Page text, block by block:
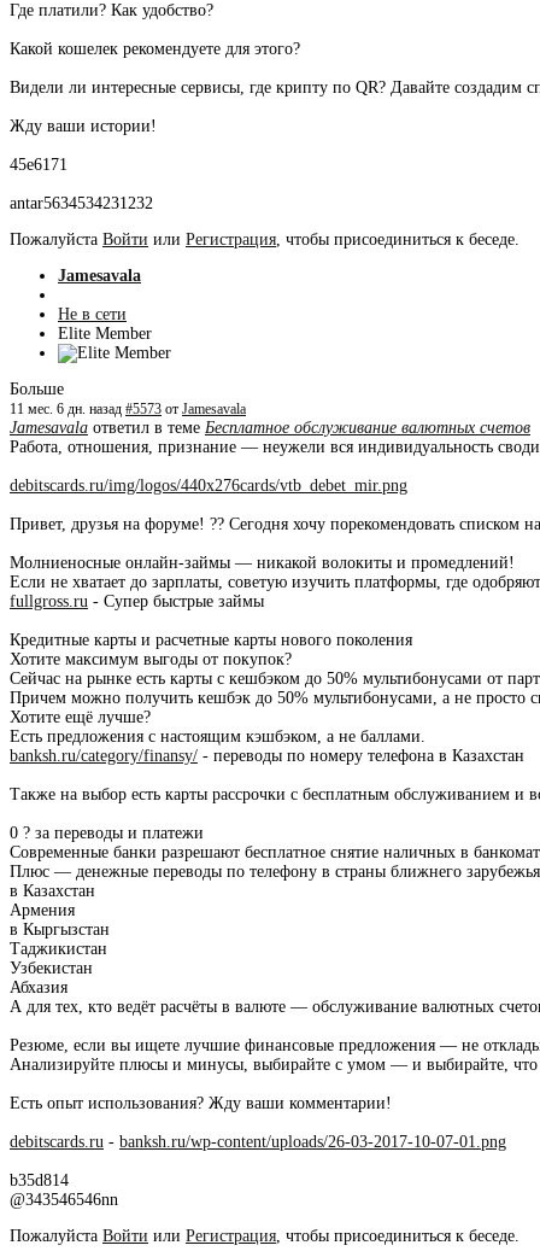
Где платили? Как удобство?
Какой кошелек рекомендуете для этого?
Видели ли интересные сервисы, где крипту по QR? Давайте создадим
Жду ваши истории!
45e6171
antar5634534231232
Пожалуйста Войти или Регистрация , чтобы присоединиться к беседе.
Jamesavala
Не в сети
Elite Member
Больше
11 мес. 6 дн. назад #5573 от Jamesavala
Jamesavala ответил в теме Бесплатное обслуживание валютных счетов
Работа, отношения, признание — неужели вся индивидуальность
debitscards.ru/img/logos/440x276cards/vtb_debet_mir.png
Привет, друзья на форуме! ?? Сегодня хочу порекомендовать
Молниеносные онлайн-займы — никакой волокиты и промедлений!
Если не хватает до зарплаты, советую изучить платформы, где
fullgross.ru - Супер быстрые займы
Кредитные карты и расчетные карты нового поколения
Хотите максимум выгоды от покупок?
Сейчас на рынке есть карты с кешбэком до 50% мультибонусами от
Причем можно получить кешбэк до 50% мультибонусами, а не просто
Хотите ещё лучше?
Есть предложения с настоящим кэшбэком, а не баллами.
banksh.ru/category/finansy/ - переводы по номеру телефона в Казахстан
Также на выбор есть карты рассрочки с бесплатным обслуживанием и
0 ? за переводы и платежи
Современные банки разрешают бесплатное снятие наличных в
Плюс — денежные переводы по телефону в страны ближнего
в Казахстан
Армения
в Кыргызстан
Таджикистан
Узбекистан
Абхазия
А для тех, кто ведёт расчёты в валюте — обслуживание валютных
Резюме, если вы ищете лучшие финансовые предложения — не
Анализируйте плюсы и минусы, выбирайте с умом — и выбирайте,
Есть опыт использования? Жду ваши комментарии!
debitscards.ru - banksh.ru/wp-content/uploads/26-03-2017-10-07-01.png
b35d814
@343546546nn
Пожалуйста Войти или Регистрация , чтобы присоединиться к беседе.